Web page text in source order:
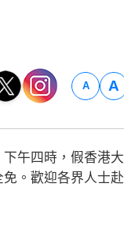
A A
四時，假香港大
。歡迎各界人士